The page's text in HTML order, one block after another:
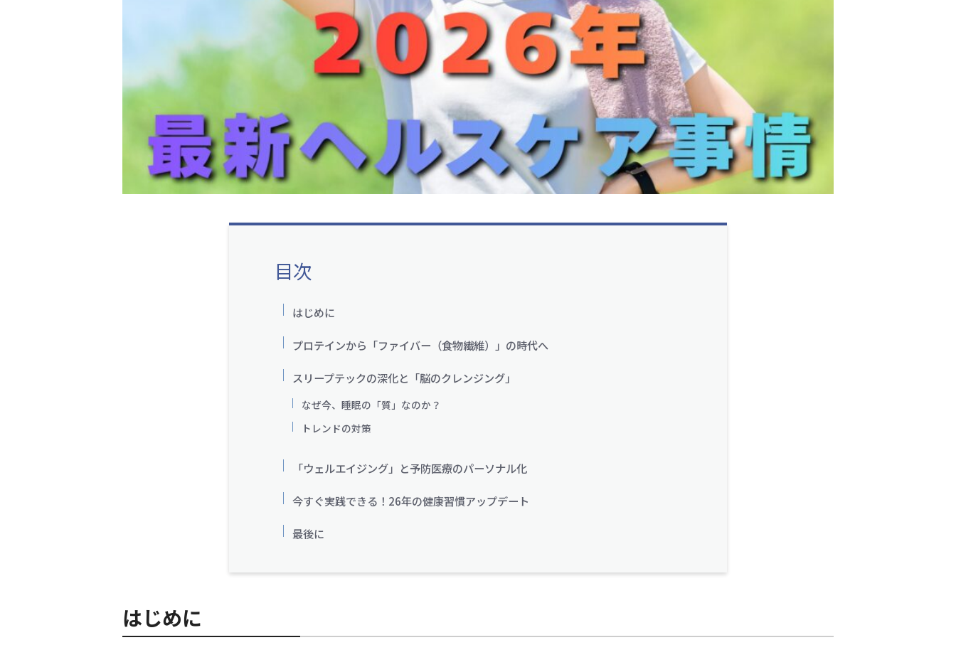
目次
はじめに
プロテインから「ファイバー（食物繊維）」の時代へ
スリープテックの深化と「脳のクレンジング」
なぜ今、睡眠の「質」なのか？
トレンドの対策
「ウェルエイジング」と予防医療のパーソナル化
今すぐ実践できる！26年の健康習慣アップデート
最後に
はじめに